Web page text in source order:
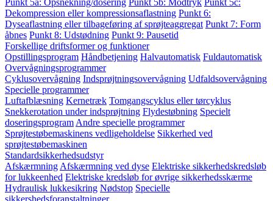
Punkt 5a: Opsnekning/dosering Punkt 5b: Modtryk Punkt 5c:
Dekompression eller kompressionsaflastning Punkt 6:
Dyseaflastning eller tilbageføring af sprøjteaggregat Punkt 7: Form
åbnes Punkt 8: Udstødning Punkt 9: Pausetid
Forskellige driftsformer og funktioner
Opstillingsprogram Håndbetjening Halvautomatisk Fuldautomatisk
Overvågningsprogrammer
Cyklusovervågning Indsprøjtningsovervågning Udfaldsovervågning
Specielle programmer
Luftafblæsning Kernetræk Tomgangscyklus eller tørcyklus
Snekkerotation under indsprøjtning Flydestøbning Specielt
doseringsprogram Andre specielle programmer
Sprøjtestøbemaskinens vedligeholdelse Sikkerhed ved
sprøjtestøbemaskinen
Standardsikkerhedsudstyr
Afskærmning Afskærmning ved dyse Elektriske sikkerhedskredsløb
for lukkeenhed Elektriske kredsløb for øvrige sikkerhedsskærme
Hydraulisk lukkesikring Nødstop Specielle
sikkershedsforanstaltninger